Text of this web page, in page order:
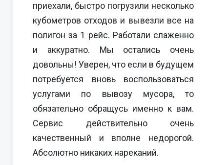
приехали, быстро погрузили несколько
кубометров отходов и вывезли все на
полигон за 1 рейс. Работали слаженно
и аккуратно. Мы остались очень
довольны! Уверен, что если в будущем
потребуется вновь воспользоваться
услугами по вывозу мусора, то
обязательно обращусь именно к вам.
Сервис действительно очень
качественный и вполне недорогой.
Абсолютно никаких нареканий.